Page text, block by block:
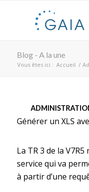
Blog - A la une
Vous êtes ici : Accueil /
Générer un XLS
La TR 3 de la
service qui va
à partir d’une